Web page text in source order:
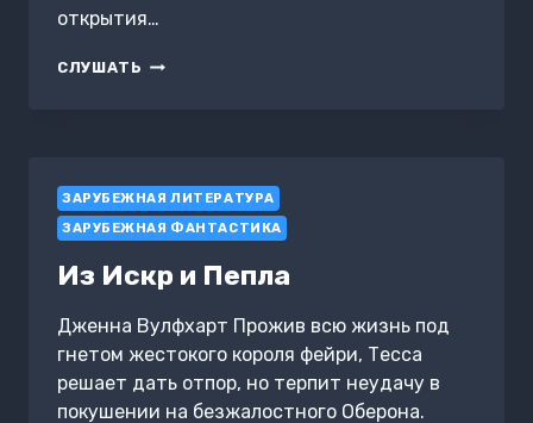
открытия…
СЛУШАТЬ УЖАСНО
ЗАРУБЕЖНАЯ ЛИТЕРАТУРА
ЗАРУБЕЖНАЯ ФАНТАСТИКА
Из Искр и Пепла
Дженна Вулфхарт Прожив всю жизнь под
гнетом жестокого короля фейри, Тесса
решает дать отпор, но терпит неудачу в
покушении на безжалостного Оберона.